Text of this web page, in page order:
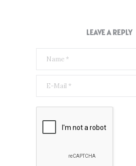
LEAVE A REPLY